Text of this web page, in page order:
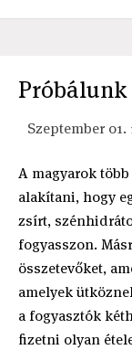
Próbálunk
Szeptember 01.
A magyarok
alakítani, hogy
zsírt,
fogyasszon.
összetevőket,
amelyek
a fogyasztók
fizetni olyan